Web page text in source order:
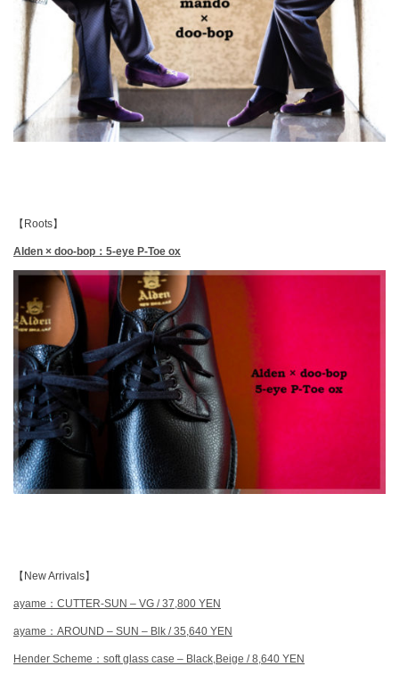
【Roots】
Alden × doo-bop：5-eye P-Toe ox
【New Arrivals】
ayame：CUTTER-SUN – VG / 37,800 YEN
ayame：AROUND – SUN – Blk / 35,640 YEN
Hender Scheme：soft glass case – Black,Beige / 8,640 YEN